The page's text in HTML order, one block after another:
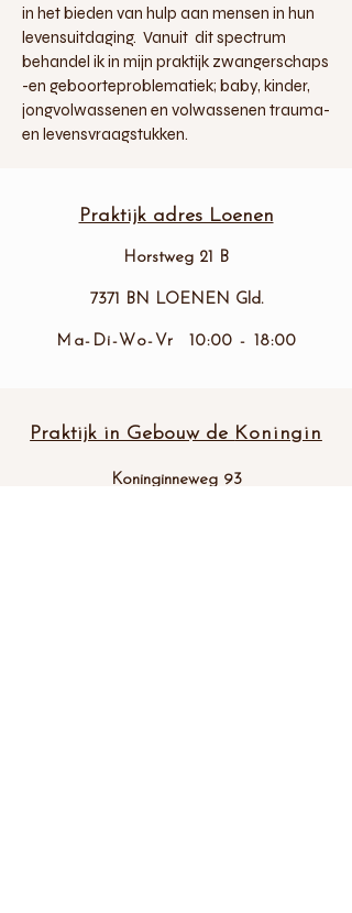
in het bieden van hulp aan mensen in hun
levensuitdaging. Vanuit dit spectrum
behandel ik in mijn praktijk zwangerschaps
-en geboorteproblematiek; baby, kinder,
jongvolwassenen en volwassenen trauma-
en levensvraagstukken.
Praktijk adres Loenen
Horstweg 21 B
7371 BN LOENEN Gld.
Ma-Di-Wo-Vr 10:00 - 18:00
Praktijk in Gebouw de Koningin
Koninginneweg 93